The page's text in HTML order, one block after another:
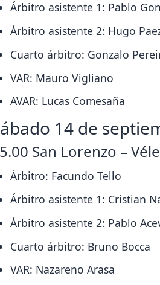
Árbitro asistente 1: Pablo
Árbitro asistente 2: Hugo
Cuarto árbitro: Gonzalo
VAR: Mauro Vigliano
AVAR: Lucas Comesaña
14 de
San Lorenzo –
Árbitro: Facundo Tello
Árbitro asistente 1: Cristian
Árbitro asistente 2: Pablo
Cuarto árbitro: Bruno Bocca
VAR: Nazareno Arasa